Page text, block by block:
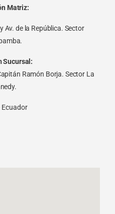
Matriz:
Av. de la República. Sector
Sucursal:
Ramón Borja. Sector La
Ecuador